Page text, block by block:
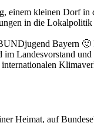
einem kleinen Dorf
in die Lokalpolitik
Bayern
Landesvorstand
Heimat, auf